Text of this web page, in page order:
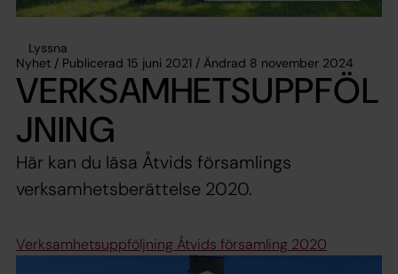
Lyssna
Nyhet / Publicerad 15 juni 2021 / Ändrad 8 november 2024
VERKSAMHETSUPPFÖL
JNING
Här kan du läsa Åtvids församlings
verksamhetsberättelse 2020.
Verksamhetsuppföljning Åtvids församling 2020